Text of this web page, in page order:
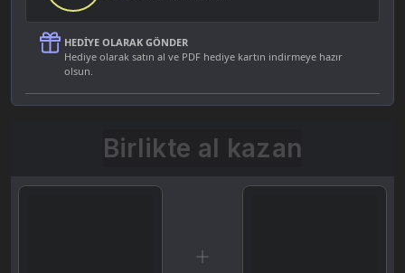
HEDIYE OLARAK GÖNDER
Hediye olarak satın al ve PDF hediye kartın indirmeye hazır
olsun.
Birlikte al kazan